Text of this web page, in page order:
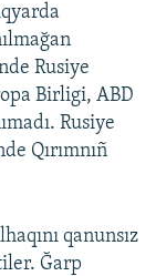
Rusiye
Birligi, ABD
Rusiye
Qırımnıñ
qanunsız
Ğarp